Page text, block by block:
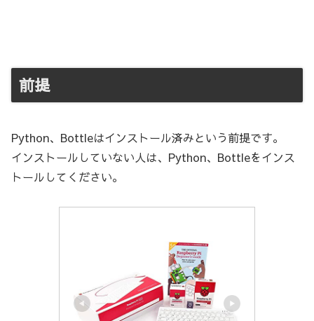
前提
Python、Bottleはインストール済みという前提です。
インストールしていない人は、Python、Bottleをインス
トールしてください。